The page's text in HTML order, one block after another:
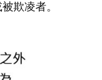
欺凌者。